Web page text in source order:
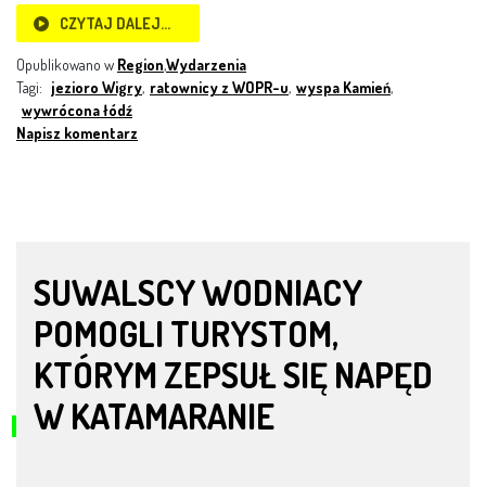
CZYTAJ DALEJ…
Opublikowano w Region,Wydarzenia
Tagi: jezioro Wigry, ratownicy z WOPR-u, wyspa Kamień,
wywrócona łódź
Napisz komentarz
SUWALSCY WODNIACY
POMOGLI TURYSTOM,
KTÓRYM ZEPSUŁ SIĘ NAPĘD
W KATAMARANIE